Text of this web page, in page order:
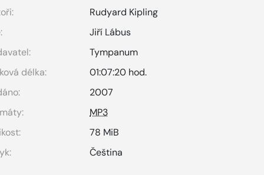
Rudyard Kipling
Jiří Lábus
Tympanum
délka:
01:07:20 hod.
2007
MP3
78 MiB
Čeština